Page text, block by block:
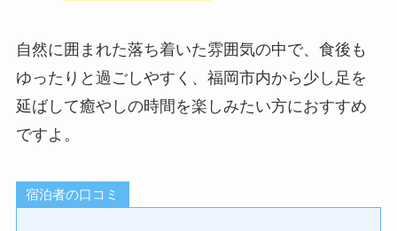
自然に囲まれた落ち着いた雰囲気の中で、食後も
ゆったりと過ごしやすく、福岡市内から少し足を
延ばして癒やしの時間を楽しみたい方におすすめ
ですよ。
宿泊者の口コミ